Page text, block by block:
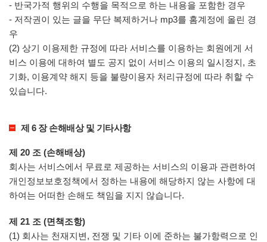
- 반국가적 행위의 수행을 목적으로 하는 내용을 포함한 경우
- 저작권이 있는 글을 무단 복제하거나 mp3를 홈계정에 올린 경
우
(2) 상기 이용제한 규정에 따라 서비스를 이용하는 회원에게 서
비스 이용에 대하여 별도 공지 없이 서비스 이용의 일시정지, 초
기화, 이용계약 해지 등을 불량이용자 처리규정에 따라 취할 수
있습니다.
제 6 장 손해배상 및 기타사항
제 20 조 (손해배상)
회사는 서비스에서 무료로 제공하는 서비스의 이용과 관련하여
개인정보보호정책에서 정하는 내용에 해당하지 않는 사항에 대
하여는 어떠한 손해도 책임을 지지 않습니다.
제 21 조 (면책조항)
(1) 회사는 천재지변, 전쟁 및 기타 이에 준하는 불가항력으로 인